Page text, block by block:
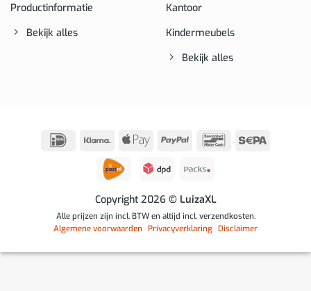
Productinformatie
Bekijk alles
Kantoor
Kindermeubels
Bekijk alles
IDeal Klarna
Apple
PayPal Bancontact
Copyright 2026 © LuizaXL
Alle prijzen zijn incl. BTW en altijd incl. verzendkosten.
Algemene voorwaarden Privacyverklaring Disclaimer